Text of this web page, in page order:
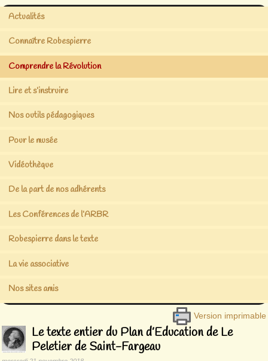
Actualités
Connaître Robespierre
Comprendre la Révolution
Lire et s’instruire
Nos outils pédagogiques
Pour le musée
Vidéothèque
De la part de nos adhérents
Les Conférences de l’ARBR
Robespierre dans le texte
La vie associative
Nos sites amis
Version imprimable
Le texte entier du Plan d’Education de Le
Peletier de Saint-Fargeau